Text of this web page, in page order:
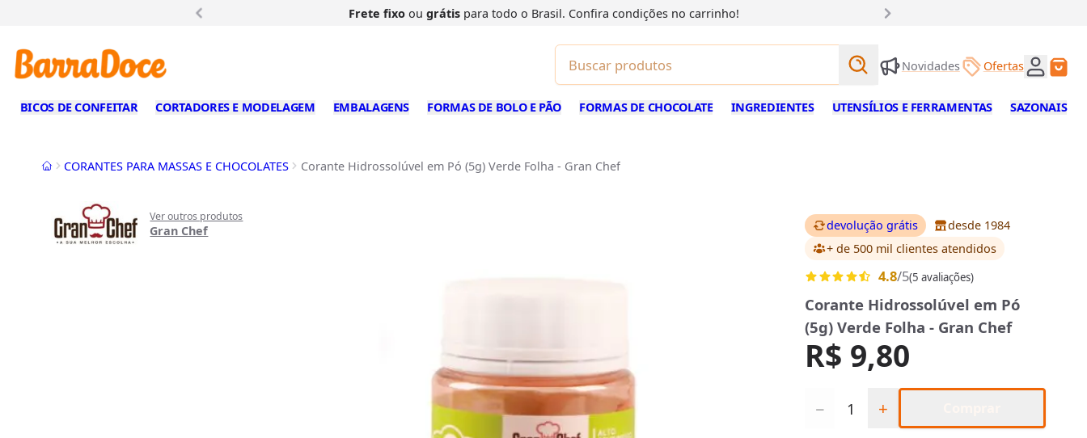
Frete fixoou grátispara todo o Brasil. Confira condições no carrinho!
Buscar produtos
Buscar
Novidades Ofertas
BICOS DE CONFEITAR CORTADORES E MODELAGEM EMBALAGENS FORMAS DE BOLO E PÃO FORMAS DE CHOCOLATE INGREDIENTES UTENSÍLIOS E FERRAMENTAS SAZONAIS
InícioCORANTES PARA MASSAS E CHOCOLATES Corante Hidrossolúvel em Pó (5g) Verde Folha - Gran Chef
Ver outros produtos
Gran Chef devolução grátis
desde 1984
+ de 500 mil clientes atendidos
4.8/5(5 avaliações)
Corante Hidrossolúvel em Pó
(5g) Verde Folha - Gran Chef
R$ 9,80
− +